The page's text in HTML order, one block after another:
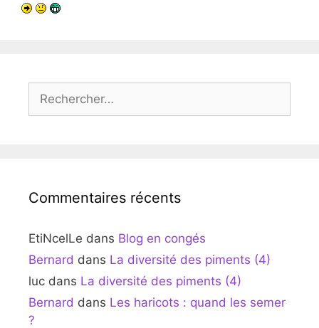
Commentaires récents
EtiNcelLe dans Blog en congés
Bernard dans La diversité des piments (4)
luc dans La diversité des piments (4)
Bernard dans Les haricots : quand les semer
?